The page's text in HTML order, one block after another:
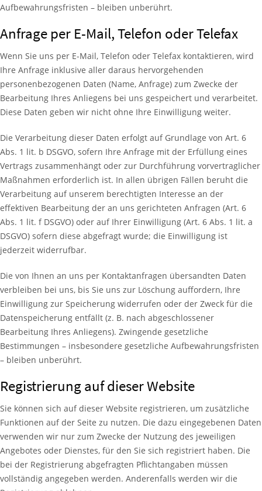
Aufbewahrungsfristen – bleiben unberührt.
Anfrage per E-Mail, Telefon oder Telefax
Wenn Sie uns per E-Mail, Telefon oder Telefax kontaktieren, wird
Ihre Anfrage inklusive aller daraus hervorgehenden
personenbezogenen Daten (Name, Anfrage) zum Zwecke der
Bearbeitung Ihres Anliegens bei uns gespeichert und verarbeitet.
Diese Daten geben wir nicht ohne Ihre Einwilligung weiter.
Die Verarbeitung dieser Daten erfolgt auf Grundlage von Art. 6
Abs. 1 lit. b DSGVO, sofern Ihre Anfrage mit der Erfüllung eines
Vertrags zusammenhängt oder zur Durchführung vorvertraglicher
Maßnahmen erforderlich ist. In allen übrigen Fällen beruht die
Verarbeitung auf unserem berechtigten Interesse an der
effektiven Bearbeitung der an uns gerichteten Anfragen (Art. 6
Abs. 1 lit. f DSGVO) oder auf Ihrer Einwilligung (Art. 6 Abs. 1 lit. a
DSGVO) sofern diese abgefragt wurde; die Einwilligung ist
jederzeit widerrufbar.
Die von Ihnen an uns per Kontaktanfragen übersandten Daten
verbleiben bei uns, bis Sie uns zur Löschung auffordern, Ihre
Einwilligung zur Speicherung widerrufen oder der Zweck für die
Datenspeicherung entfällt (z. B. nach abgeschlossener
Bearbeitung Ihres Anliegens). Zwingende gesetzliche
Bestimmungen – insbesondere gesetzliche Aufbewahrungsfristen
– bleiben unberührt.
Registrierung auf dieser Website
Sie können sich auf dieser Website registrieren, um zusätzliche
Funktionen auf der Seite zu nutzen. Die dazu eingegebenen Daten
verwenden wir nur zum Zwecke der Nutzung des jeweiligen
Angebotes oder Dienstes, für den Sie sich registriert haben. Die
bei der Registrierung abgefragten Pflichtangaben müssen
vollständig angegeben werden. Anderenfalls werden wir die